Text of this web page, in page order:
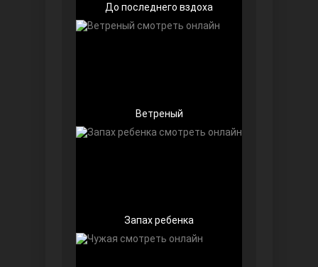
Девушка за стеклом
До последнего вздоха
Ветреный
Запах ребенка